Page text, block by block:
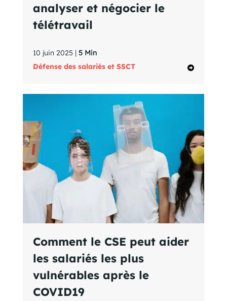
analyser et négocier le
télétravail
10 juin 2025 | 5 Min
Défense des salariés et SSCT
Comment le CSE peut aider
les salariés les plus
vulnérables après le
COVID19